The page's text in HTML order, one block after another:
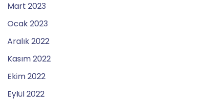
Mart 2023
Ocak 2023
Aralık 2022
Kasım 2022
Ekim 2022
Eylül 2022